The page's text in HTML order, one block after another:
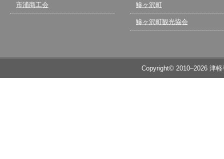
市浦商工会 鰺ヶ沢町
鰺ヶ沢町観光協会
Copyright© 2010–2026 津